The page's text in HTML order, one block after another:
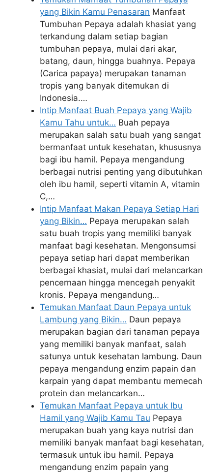
yang Bikin Kamu Penasaran Manfaat
Tumbuhan Pepaya adalah khasiat yang
terkandung dalam setiap bagian
tumbuhan pepaya, mulai dari akar,
batang, daun, hingga buahnya. Pepaya
(Carica papaya) merupakan tanaman
tropis yang banyak ditemukan di
Indonesia.…
Intip Manfaat Buah Pepaya yang Wajib
Kamu Tahu untuk… Buah pepaya
merupakan salah satu buah yang sangat
bermanfaat untuk kesehatan, khususnya
bagi ibu hamil. Pepaya mengandung
berbagai nutrisi penting yang dibutuhkan
oleh ibu hamil, seperti vitamin A, vitamin
C,…
Intip Manfaat Makan Pepaya Setiap Hari
yang Bikin… Pepaya merupakan salah
satu buah tropis yang memiliki banyak
manfaat bagi kesehatan. Mengonsumsi
pepaya setiap hari dapat memberikan
berbagai khasiat, mulai dari melancarkan
pencernaan hingga mencegah penyakit
kronis. Pepaya mengandung…
Temukan Manfaat Daun Pepaya untuk
Lambung yang Bikin… Daun pepaya
merupakan bagian dari tanaman pepaya
yang memiliki banyak manfaat, salah
satunya untuk kesehatan lambung. Daun
pepaya mengandung enzim papain dan
karpain yang dapat membantu memecah
protein dan melancarkan…
Temukan Manfaat Pepaya untuk Ibu
Hamil yang Wajib Kamu Tau Pepaya
merupakan buah yang kaya nutrisi dan
memiliki banyak manfaat bagi kesehatan,
termasuk untuk ibu hamil. Pepaya
mengandung enzim papain yang